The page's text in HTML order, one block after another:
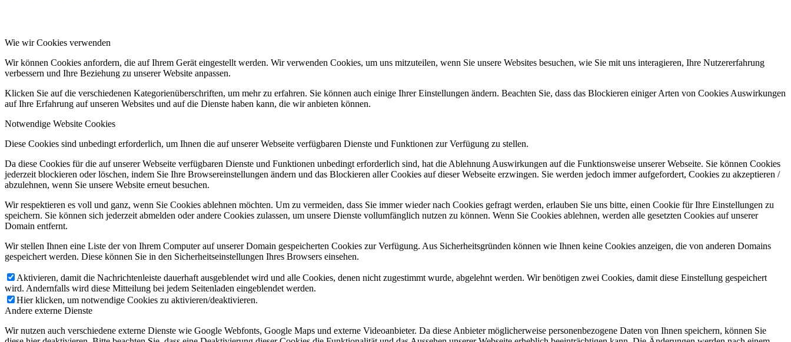
Wie wir Cookies verwenden
Wir können Cookies anfordern, die auf Ihrem Gerät eingestellt werden. Wir verwenden Cookies, um uns mitzuteilen, wenn Sie unsere Websites besuchen, wie Sie mit uns interagieren, Ihre Nutzererfahrung
verbessern und Ihre Beziehung zu unserer Website anpassen.
Klicken Sie auf die verschiedenen Kategorienüberschriften, um mehr zu erfahren. Sie können auch einige Ihrer Einstellungen ändern. Beachten Sie, dass das Blockieren einiger Arten von Cookies Auswirkungen
auf Ihre Erfahrung auf unseren Websites und auf die Dienste haben kann, die wir anbieten können.
Notwendige Website Cookies
Diese Cookies sind unbedingt erforderlich, um Ihnen die auf unserer Webseite verfügbaren Dienste und Funktionen zur Verfügung zu stellen.
Da diese Cookies für die auf unserer Webseite verfügbaren Dienste und Funktionen unbedingt erforderlich sind, hat die Ablehnung Auswirkungen auf die Funktionsweise unserer Webseite. Sie können Cookies
jederzeit blockieren oder löschen, indem Sie Ihre Browsereinstellungen ändern und das Blockieren aller Cookies auf dieser Webseite erzwingen. Sie werden jedoch immer aufgefordert, Cookies zu akzeptieren /
abzulehnen, wenn Sie unsere Website erneut besuchen.
Wir respektieren es voll und ganz, wenn Sie Cookies ablehnen möchten. Um zu vermeiden, dass Sie immer wieder nach Cookies gefragt werden, erlauben Sie uns bitte, einen Cookie für Ihre Einstellungen zu
speichern. Sie können sich jederzeit abmelden oder andere Cookies zulassen, um unsere Dienste vollumfänglich nutzen zu können. Wenn Sie Cookies ablehnen, werden alle gesetzten Cookies auf unserer
Domain entfernt.
Wir stellen Ihnen eine Liste der von Ihrem Computer auf unserer Domain gespeicherten Cookies zur Verfügung. Aus Sicherheitsgründen können wie Ihnen keine Cookies anzeigen, die von anderen Domains
gespeichert werden. Diese können Sie in den Sicherheitseinstellungen Ihres Browsers einsehen.
Aktivieren, damit die Nachrichtenleiste dauerhaft ausgeblendet wird und alle Cookies, denen nicht zugestimmt wurde, abgelehnt werden. Wir benötigen zwei Cookies, damit diese Einstellung gespeichert
wird. Andernfalls wird diese Mitteilung bei jedem Seitenladen eingeblendet werden.
Hier klicken, um notwendige Cookies zu aktivieren/deaktivieren.
Andere externe Dienste
Wir nutzen auch verschiedene externe Dienste wie Google Webfonts, Google Maps und externe Videoanbieter. Da diese Anbieter möglicherweise personenbezogene Daten von Ihnen speichern, können Sie